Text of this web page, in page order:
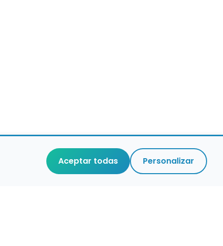
Aceptar todas Personalizar